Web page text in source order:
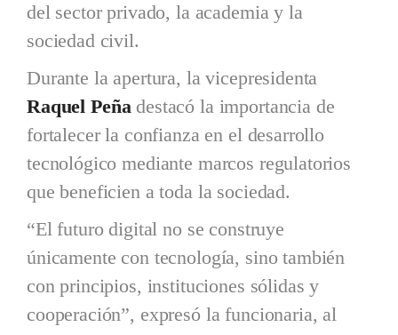
del sector privado, la academia y la
sociedad civil.
Durante la apertura, la vicepresidenta
Raquel Peñadestacó la importancia de
fortalecer la confianza en el desarrollo
tecnológico mediante marcos regulatorios
que beneficien a toda la sociedad.
“El futuro digital no se construye
únicamente con tecnología, sino también
con principios, instituciones sólidas y
cooperación”, expresó la funcionaria, al